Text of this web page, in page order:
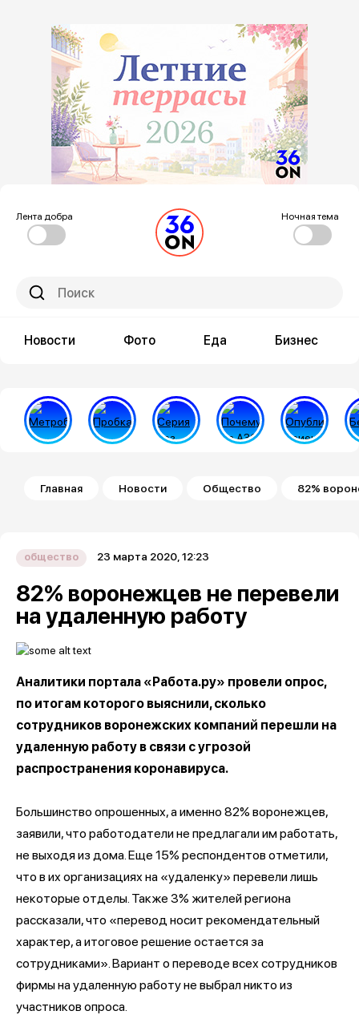
Лента добра Ночная тема
Новости Фото Еда Бизнес
Строка навигации
Главная Новости Общество 82%
общество 23 марта 2020, 12:23
82% воронежцев не перевели
на удаленную работу
Аналитики портала «Работа.ру» провели опрос,
по итогам которого выяснили, сколько
сотрудников воронежских компаний перешли на
удаленную работу в связи с угрозой
распространения коронавируса.
Большинство опрошенных, а именно 82% воронежцев,
заявили, что работодатели не предлагали им работать,
не выходя из дома. Еще 15% респондентов отметили,
что в их организациях на «удаленку» перевели лишь
некоторые отделы. Также 3% жителей региона
рассказали, что «перевод носит рекомендательный
характер, а итоговое решение остается за
сотрудниками». Вариант о переводе всех сотрудников
фирмы на удаленную работу не выбрал никто из
участников опроса.